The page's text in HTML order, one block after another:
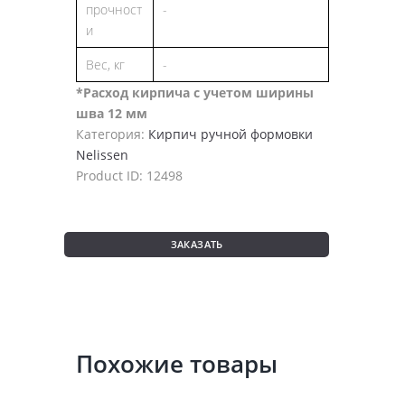
прочност
и
-
Вес, кг
-
*Расход кирпича с учетом ширины
шва 12 мм
Категория: Кирпич ручной формовки
Nelissen
Product ID: 12498
ЗАКАЗАТЬ
Похожие товары